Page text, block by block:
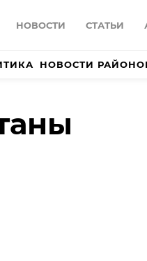
НОВОСТИ СТАТЬИ
НОВОСТИ